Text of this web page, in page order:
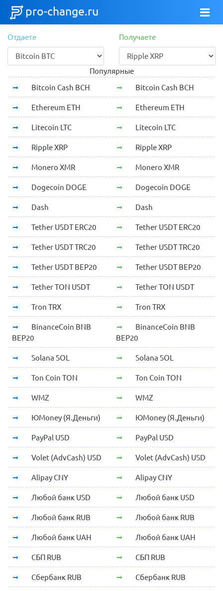
pro-change.ru
Отдаете Получаете
Популярные
Bitcoin Cash BCH
Bitcoin Cash BCH
Ethereum ETH Ethereum ETH
Litecoin LTC Litecoin LTC
Ripple XRP Ripple XRP
Monero XMR Monero XMR
Dogecoin DOGE Dogecoin DOGE
Dash Dash
Tether USDT ERC20 Tether USDT ERC20
Tether USDT TRC20 Tether USDT TRC20
Tether USDT BEP20 Tether USDT BEP20
Tether TON USDT Tether TON USDT
Tron TRX Tron TRX
BinanceCoin BNB
BEP20
BinanceCoin BNB
BEP20
Solana SOL Solana SOL
Ton Coin TON Ton Coin TON
WMZ WMZ
ЮMoney (Я.Деньги) ЮMoney (Я.Деньги)
PayPal USD PayPal USD
Volet (AdvCash) USD Volet (AdvCash) USD
Alipay CNY Alipay CNY
Любой банк USD Любой банк USD
Любой банк RUB Любой банк RUB
Любой банк UAH Любой банк UAH
СБП RUB СБП RUB
Сбербанк RUB Сбербанк RUB